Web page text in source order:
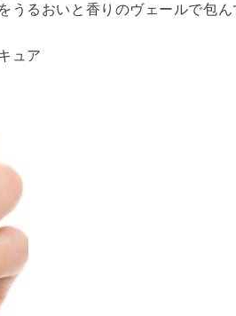
るおいと香りのヴェールで包ん
ュア